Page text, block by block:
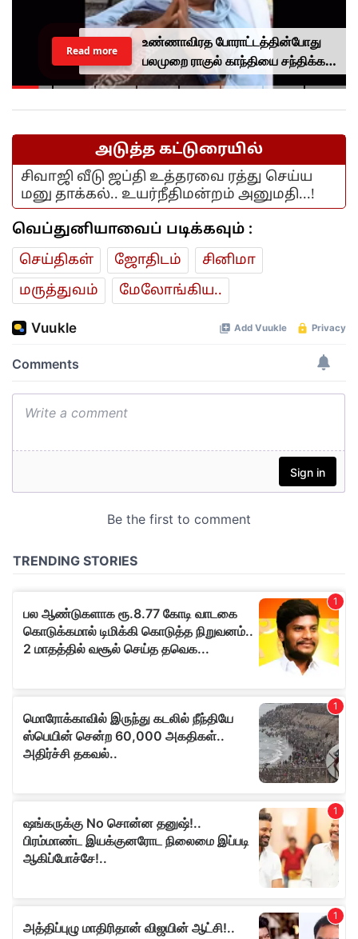
உண்ணாவிரத போராட்டத்தின்போது
பலமுறை ராகுல் காந்தியை சந்திக்க
முயன்றாரா சோனம் வாங்சுக்
Read more
அடுத்த கட்டுரையில்
சிவாஜி வீடு ஜப்தி உத்தரவை ரத்து செய்ய
மனு தாக்கல்.. உயர்நீதிமன்றம் அனுமதி...!
வெப்துனியாவைப் படிக்கவும் :
செய்திகள் ஜோ‌திட‌ம்
சினிமா
மரு‌த்துவ‌ம்
மேலோங்கிய..